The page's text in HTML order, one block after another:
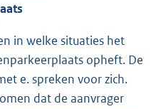
in welke situaties het
opheft. De
e. spreken voor zich.
dat de aanvrager